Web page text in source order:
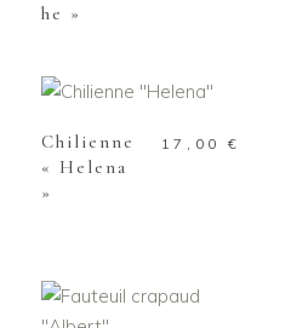
he »
PANIER
Chilienne
« Helena
»
17,00€
AJOUTER AU